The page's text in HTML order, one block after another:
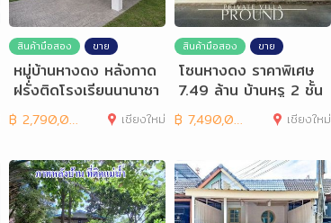
สินค้ามือสอง ขาย
หมู่บ้านหางดง หลังกาด
ฝรั่งติดโรงเรียนนานาชา
ติ
฿ 2,790,000 เชียงใหม่
สินค้ามือสอง ขาย
โซนหางดง ราคาพิเศษ
7.49 ล้าน บ้านหรู 2 ชั้น
สไตล์
฿ 7,490,000 เชียงใหม่